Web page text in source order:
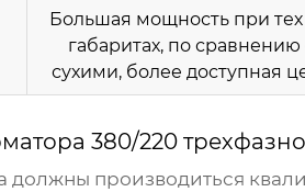
Большая мощность при
габаритах, по сравнению
сухими, более доступная
380/220
должны производиться